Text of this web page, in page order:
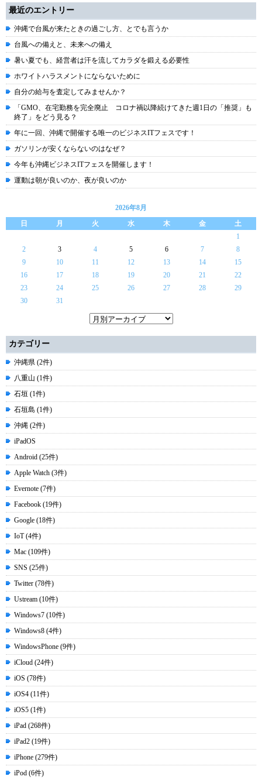
最近のエントリー
沖縄で台風が来たときの過ごし方、とでも言うか
台風への備えと、未来への備え
暑い夏でも、経営者は汗を流してカラダを鍛える必要性
ホワイトハラスメントにならないために
自分の給与を査定してみませんか？
「GMO、在宅勤務を完全廃止 コロナ禍以降続けてきた週1日の「推奨」も
終了」をどう見る？
年に一回、沖縄で開催する唯一のビジネスITフェスです！
ガソリンが安くならないのはなぜ？
今年も沖縄ビジネスITフェスを開催します！
運動は朝が良いのか、夜が良いのか
2026年8月
日
月 火 水 木 金
土
1
2
3 4 5 6 7
8
9
10 11 12 13 14
15
16
17 18 19 20 21
22
23
24 25 26 27 28
29
30
31
カテゴリー
沖縄県 (2件)
八重山 (1件)
石垣 (1件)
石垣島 (1件)
沖縄 (2件)
iPadOS
Android (25件)
Apple Watch (3件)
Evernote (7件)
Facebook (19件)
Google (18件)
IoT (4件)
Mac (109件)
SNS (25件)
Twitter (78件)
Ustream (10件)
Windows7 (10件)
Windows8 (4件)
WindowsPhone (9件)
iCloud (24件)
iOS (78件)
iOS4 (11件)
iOS5 (1件)
iPad (268件)
iPad2 (19件)
iPhone (279件)
iPod (6件)